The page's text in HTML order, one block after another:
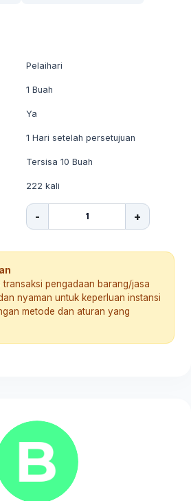
Pelaihari
1 Buah
Ya
1 Hari setelah persetujuan
Tersisa 10 Buah
222 kali
- +
pengadaan barang/jasa
nyaman untuk keperluan instansi
metode dan aturan yang